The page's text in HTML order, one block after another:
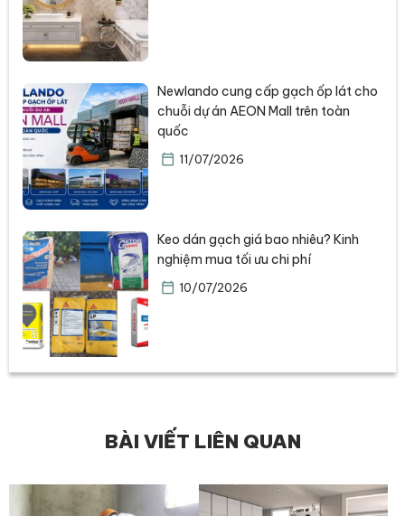
Newlando cung cấp gạch ốp lát cho
chuỗi dự án AEON Mall trên toàn
quốc
11/07/2026
Keo dán gạch giá bao nhiêu? Kinh
nghiệm mua tối ưu chi phí
10/07/2026
BÀI VIẾT LIÊN QUAN